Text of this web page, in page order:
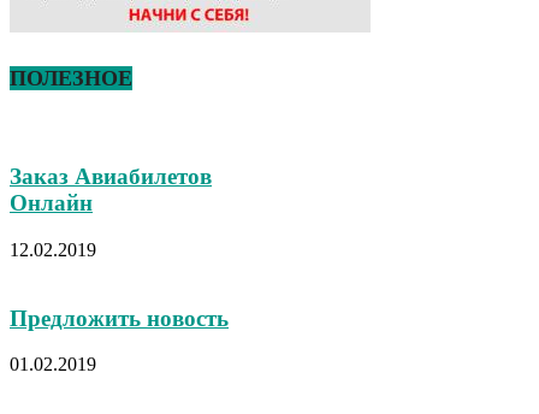
ПОЛЕЗНОЕ
Заказ Авиабилетов
Онлайн
12.02.2019
Предложить новость
01.02.2019